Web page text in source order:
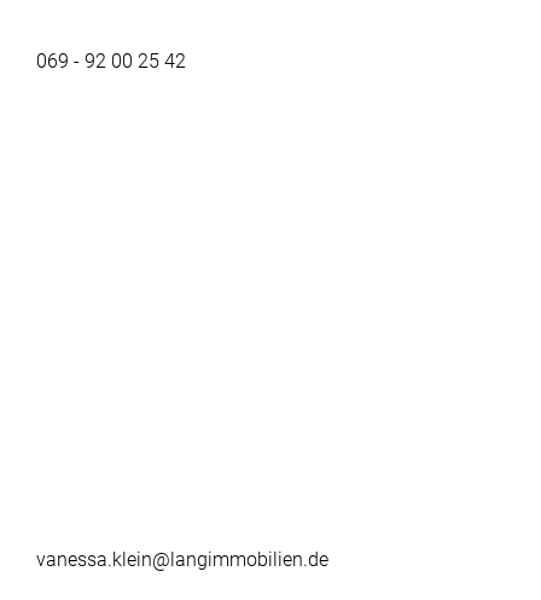
069 - 92 00 25 42
vanessa.klein@langimmobilien.de